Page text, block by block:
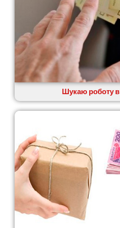
Світловодськ
Святопетрівське
Тальне
Тарасівка
Тернопіль
Тернівка
Трускавець
Тульчин
Українка
Умань
Васильків
Великі Лази
Великий Омеляник
Верхнедніпровськ
Вільнянськ
Вінниця
Винники
Вишенки
Шукаю роботу в